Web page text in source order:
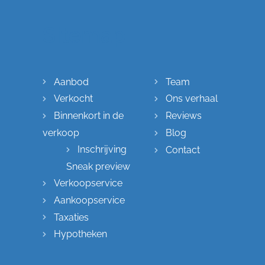
Aanbod
Verkocht
Binnenkort in de
verkoop
Inschrijving
Sneak preview
Verkoopservice
Aankoopservice
Taxaties
Hypotheken
Team
Ons verhaal
Reviews
Blog
Contact